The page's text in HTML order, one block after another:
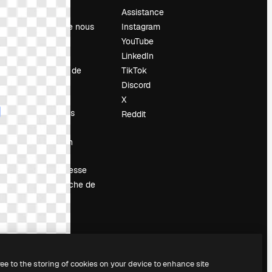
À propos de nous
Carrières
Tendances de
recherche
Blog
Événements
Slidesgo
Vendre mon
contenu
Salle de presse
À la recherche de
Assistance
Instagram
YouTube
LinkedIn
TikTok
Discord
X
Reddit
to the storing of cookies on your device to enhance site